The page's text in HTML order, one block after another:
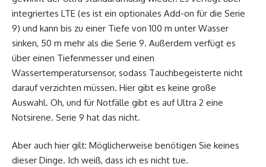
integriertes LTE (es ist ein optionales Add-on für die Serie
9) und kann bis zu einer Tiefe von 100 m unter Wasser
sinken, 50 m mehr als die Serie 9. Außerdem verfügt es
über einen Tiefenmesser und einen
Wassertemperatursensor, sodass Tauchbegeisterte nicht
darauf verzichten müssen. Hier gibt es keine große
Auswahl. Oh, und für Notfälle gibt es auf Ultra 2 eine
Notsirene. Serie 9 hat das nicht.
Aber auch hier gilt: Möglicherweise benötigen Sie keines
dieser Dinge. Ich weiß, dass ich es nicht tue.